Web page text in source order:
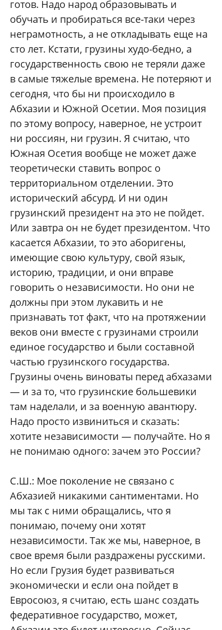
готов. Надо народ образовывать и
обучать и пробираться все-таки через
неграмотность, а не откладывать еще на
сто лет. Кстати, грузины худо-бедно, а
государственность свою не теряли даже
в самые тяжелые времена. Не потеряют и
сегодня, что бы ни происходило в
Абхазии и Южной Осетии. Моя позиция
по этому вопросу, наверное, не устроит
ни россиян, ни грузин. Я считаю, что
Южная Осетия вообще не может даже
теоретически ставить вопрос о
территориальном отделении. Это
исторический абсурд. И ни один
грузинский президент на это не пойдет.
Или завтра он не будет президентом. Что
касается Абхазии, то это аборигены,
имеющие свою культуру, свой язык,
историю, традиции, и они вправе
говорить о независимости. Но они не
должны при этом лукавить и не
признавать тот факт, что на протяжении
веков они вместе с грузинами строили
единое государство и были составной
частью грузинского государства.
Грузины очень виноваты перед абхазами
— и за то, что грузинские большевики
там наделали, и за военную авантюру.
Надо просто извиниться и сказать:
хотите независимости — получайте. Но я
не понимаю одного: зачем это России?
С.Ш.: Мое поколение не связано с
Абхазией никакими сантиментами. Но
мы так с ними обращались, что я
понимаю, почему они хотят
независимости. Так же мы, наверное, в
свое время были раздражены русскими.
Но если Грузия будет развиваться
экономически и если она пойдет в
Евросоюз, я считаю, есть шанс создать
федеративное государство, может,